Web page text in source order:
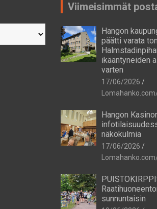
Viimeisimmät
Hangon
päätti varata
ikääntyneiden
varten
17/06/2026
Hangon
näkökulmia
17/06/2026
sunnuntaisin